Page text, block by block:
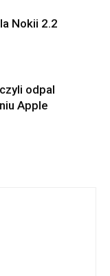
Nokii 2.2
odpal
Apple